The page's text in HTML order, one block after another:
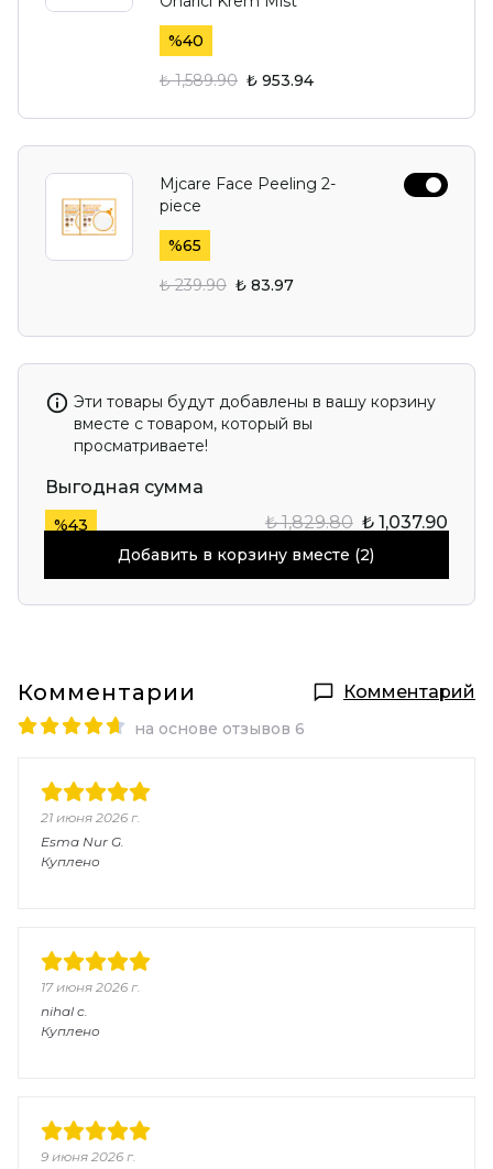
%40
₺ 1,589.90 ₺ 953.94
Mjcare Face Peeling 2-
piece
%65
₺ 239.90 ₺ 83.97
Эти товары будут добавлены в вашу корзину
вместе с товаром, который вы
просматриваете!
Выгодная сумма
%43 ₺ 1,829.80 ₺ 1,037.90
Добавить в корзину вместе (2)
Комментарии Комментарий
на основе отзывов 6
21 июня 2026 г.
Esma Nur G.
Куплено
17 июня 2026 г.
nihal c.
Куплено
9 июня 2026 г.